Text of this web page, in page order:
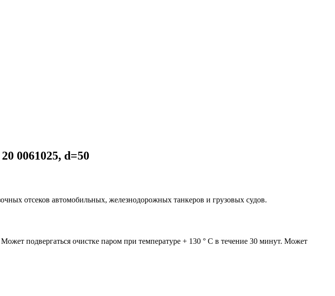
0061025, d=50
отсеков автомобильных, железнодорожных танкеров и грузовых судов.
подвергаться очистке паром при температуре + 130 ° C в течение 30 минут. Может